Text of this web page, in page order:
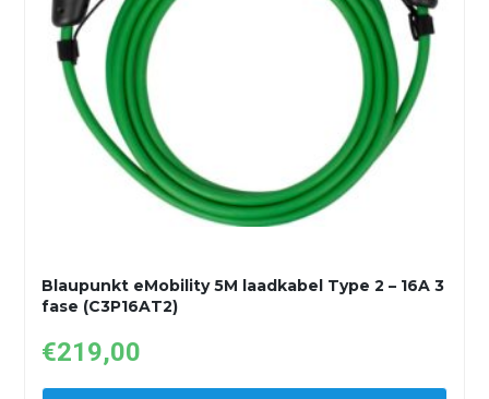
Blaupunkt eMobility 5M laadkabel Type 2 – 16A 3
fase (C3P16AT2)
€219,00